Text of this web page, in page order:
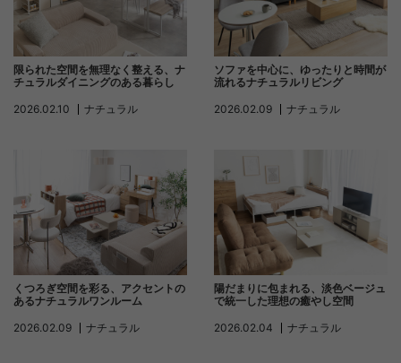
限られた空間を無理なく整える、ナ
チュラルダイニングのある暮らし
2026.02.10
ナチュラル
ソファを中心に、ゆったりと時間が
流れるナチュラルリビング
2026.02.09
ナチュラル
くつろぎ空間を彩る、アクセントの
あるナチュラルワンルーム
2026.02.09
ナチュラル
陽だまりに包まれる、淡色ベージュ
で統一した理想の癒やし空間
2026.02.04
ナチュラル